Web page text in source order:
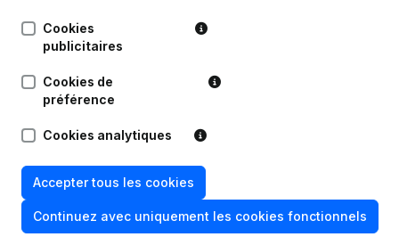
14-09-2023
Modification Forme Juridique - Siège
Social - But - Demissions -
04-08-2022
21-08-2006
Kapitaalvermindering(s)
Modification(s) Statuts
28-01-1993 Coordination Statuts(NL)
Cookies
publicitaires
Cookies de
préférence
Cookies analytiques
Accepter tous les cookies
Continuez avec uniquement les cookies fonctionnels